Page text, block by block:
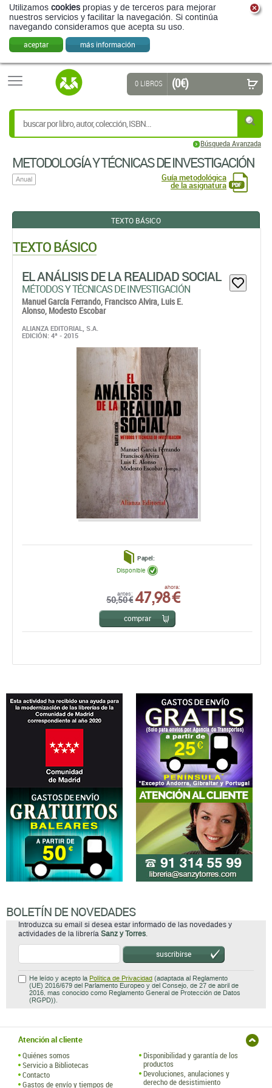
Utilizamos cookies propias y de terceros para mejorar
nuestros servicios y facilitar la navegación. Si continúa
navegando consideramos que acepta su uso.
aceptar más información
Búsqueda Avanzada
0 LIBROS (0 €)
METODOLOGÍA Y TÉCNICAS DE INVESTIGACIÓN
Anual Guía metodológica
de la asignatura
TEXTO BÁSICO
TEXTO BÁSICO
EL ANÁLISIS DE LA REALIDAD SOCIAL
MÉTODOS Y TÉCNICAS DE INVESTIGACIÓN
Manuel García Ferrando, Francisco Alvira, Luis E.
Alonso, Modesto Escobar
ALIANZA EDITORIAL, S.A.
EDICIÓN: 4ª - 2015
Papel:
antes:
50,50 €
ahora:
47,98 €
Disponible
comprar
BOLETÍN DE NOVEDADES
Introduzca su email si desea estar informado de las novedades y
actividades de la librería Sanz y Torres.
suscribirse
He leído y acepto la Política de Privacidad (adaptada al Reglamento
(UE) 2016/679 del Parlamento Europeo y del Consejo, de 27 de abril de
2016, mas conocido como Reglamento General de Protección de Datos
(RGPD)).
Atención al cliente
Quiénes somos
Servicio a Bibliotecas
Contacto
Gastos de envío y tiempos de
Disponibilidad y garantía de los
productos
Devoluciones, anulaciones y
derecho de desistimiento